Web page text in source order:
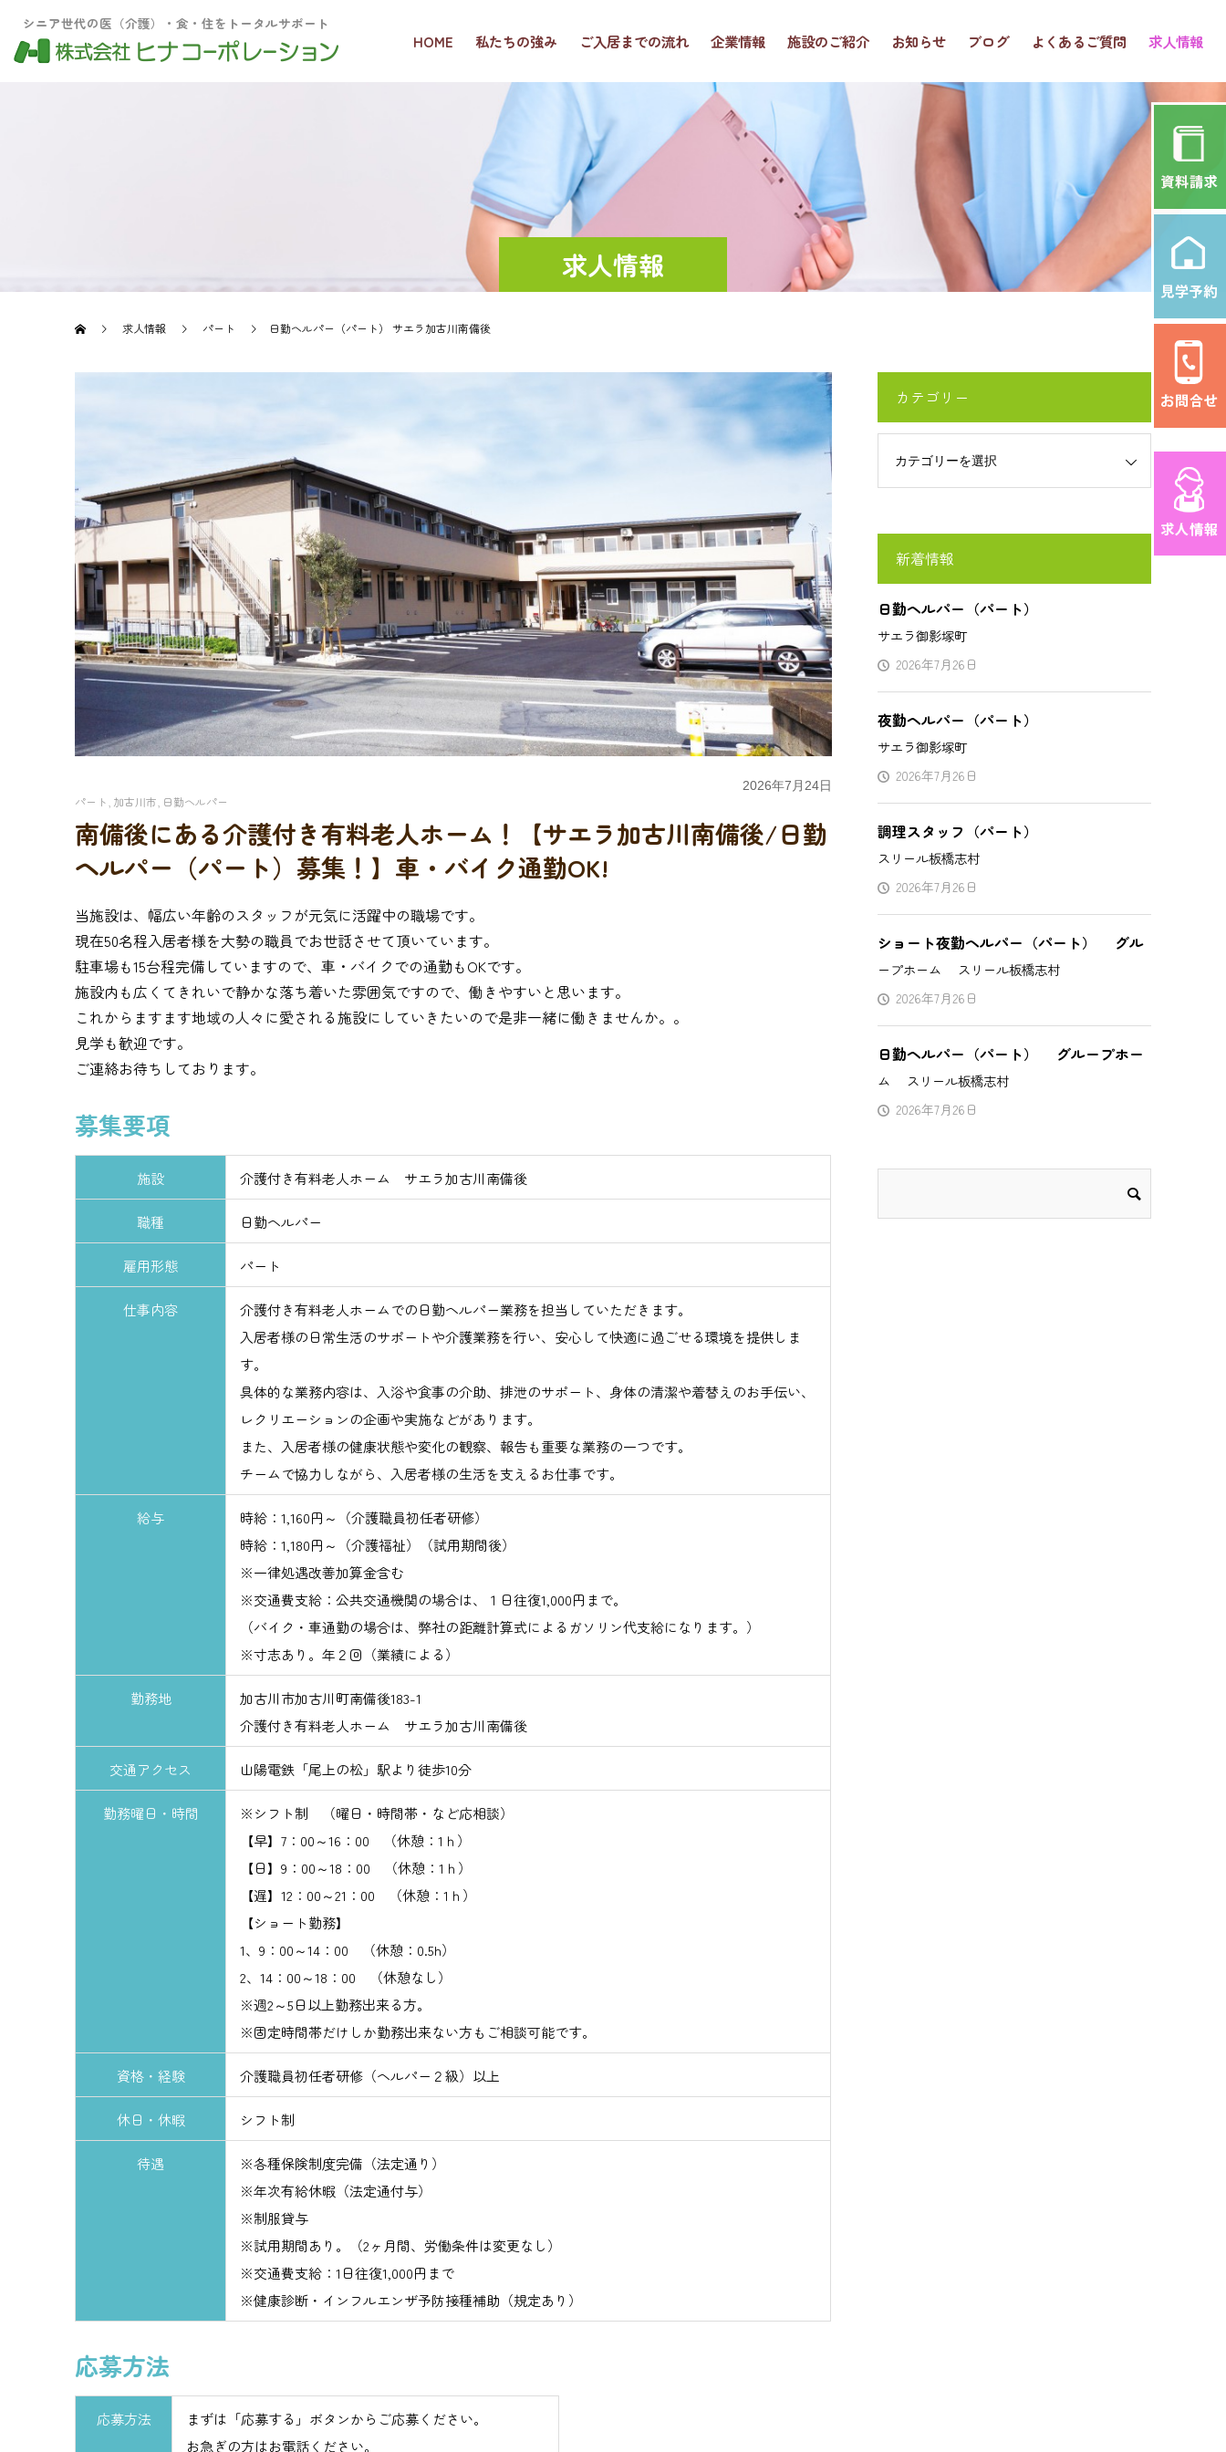
シニア世代の医（介護）・食・住をトータルサポート
HOME 私たちの強み ご入居までの流れ 企業情報 施設のご紹介 お知らせ ブログ よくあるご質問 求人情報
求人情報
求人情報 パート 日勤ヘルパー（パート） サエラ加古川南備後
2026年7月 24日
パート 加古川市 日勤ヘルパー
南備後にある介護付き有料老人ホーム！【サエラ加古川南備後/日勤
ヘルパー（パート）募集！】車・バイク通勤OK!
当施設は、幅広い年齢のスタッフが元気に活躍中の職場です。
現在50名程入居者様を大勢の職員でお世話させて頂いています。
駐車場も15台程完備していますので、車・バイクでの通勤もOKです。
施設内も広くてきれいで静かな落ち着いた雰囲気ですので、働きやすいと思います。
これからますます地域の人々に愛される施設にしていきたいので是非一緒に働きませんか。。
見学も歓迎です。
ご連絡お待ちしております。
募集要項
施設 介護付き有料老人ホーム サエラ加古川南備後
職種 日勤ヘルパー
雇用形態 パート
仕事内容
介護付き有料老人ホームでの日勤ヘルパー業務を担当していただきます。
入居者様の日常生活のサポートや介護業務を行い、安心して快適に過ごせる環境を提供しま
す。
具体的な業務内容は、入浴や食事の介助、排泄のサポート、身体の清潔や着替えのお手伝い、
レクリエーションの企画や実施などがあります。
また、入居者様の健康状態や変化の観察、報告も重要な業務の一つです。
チームで協力しながら、入居者様の生活を支えるお仕事です。
給与
時給：1,160円～（介護職員初任者研修）
時給：1,180円～（介護福祉）（試用期間後）
※一律処遇改善加算金含む
※交通費支給：公共交通機関の場合は、１日往復1,000円まで。
（バイク・車通勤の場合は、弊社の距離計算式によるガソリン代支給になります。）
※寸志あり。年２回（業績による）
勤務地
加古川市加古川町南備後183-1
介護付き有料老人ホーム サエラ加古川南備後
交通アクセス 山陽電鉄「尾上の松」駅より徒歩10分
勤務曜日・時間
※シフト制 （曜日・時間帯・など応相談）
【早】7：00～16：00 （休憩：1ｈ）
【日】9：00～18：00 （休憩：1ｈ）
【遅】12：00～21：00 （休憩：1ｈ）
【ショート勤務】
1、9：00～14：00 （休憩：0.5h）
2、14：00～18：00 （休憩なし）
※週2～5日以上勤務出来る方。
※固定時間帯だけしか勤務出来ない方もご相談可能です。
資格・経験 介護職員初任者研修（ヘルパー２級）以上
休日・休暇 シフト制
待遇
※各種保険制度完備（法定通り）
※年次有給休暇（法定通付与）
※制服貸与
※試用期間あり。（2ヶ月間、労働条件は変更なし）
※交通費支給：1日往復1,000円まで
※健康診断・インフルエンザ予防接種補助（規定あり）
応募方法
応募方法
まずは「応募する」ボタンからご応募ください。
お急ぎの方はお電話ください。
カテゴリー
新着情報
日勤ヘルパー（パート）
サエラ御影塚町
2026年7月26日
夜勤ヘルパー（パート）
サエラ御影塚町
2026年7月26日
調理スタッフ（パート）
スリール板橋志村
2026年7月26日
ショート夜勤ヘルパー（パート） グル
ープホーム スリール板橋志村
2026年7月26日
日勤ヘルパー（パート） グループホー
ム スリール板橋志村
2026年7月26日